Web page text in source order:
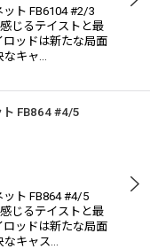
ット FB6104 #2/3
感じるテイストと最
ッドは新たな局面
なキャ…
ト FB864 #4/5
ット FB864 #4/5
感じるテイストと最
ッドは新たな局面
なキャス…